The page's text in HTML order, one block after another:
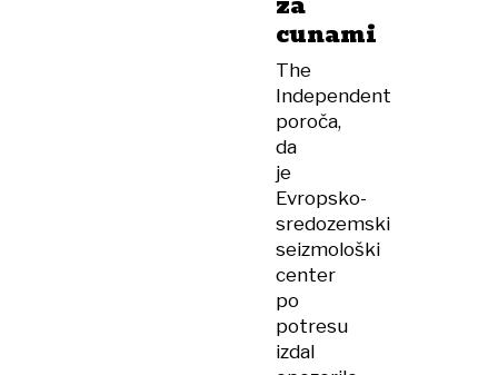
cunami
The
Independent
poroča,
da
je
Evropsko-
sredozemski
seizmološki
center
po
potresu
izdal